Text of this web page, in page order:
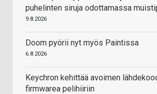
puhelinten siruja odottamassa
9.8.2026
Doom pyörii nyt myös Paintissa
6.8.2026
Keychron kehittää avoimen
firmwarea pelihiiriin